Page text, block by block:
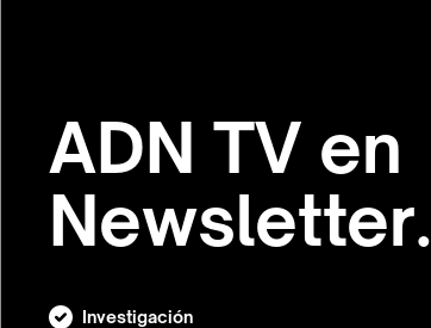
ADN TV en
Newsletter.
Investigación